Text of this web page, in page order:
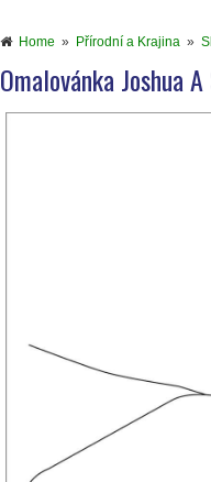
Home » Přírodní a Krajina »
Omalovánka Joshua